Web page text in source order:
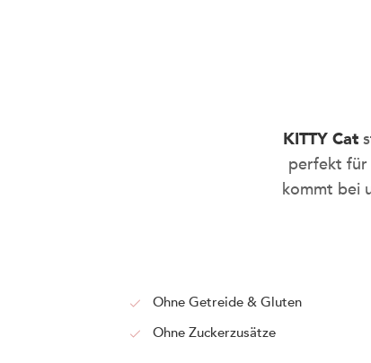
KITTY Cat
perfekt für
kommt bei
Ohne Getreide & Gluten
Ohne Zuckerzusätze